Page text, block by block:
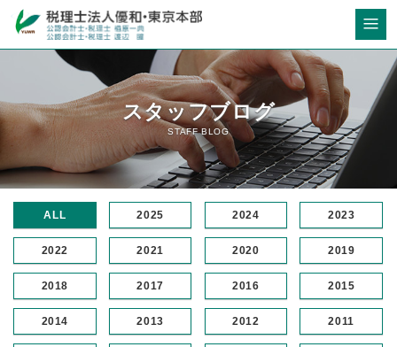
スタッフブログ
STAFF BLOG
ALL 2025 2024 2023
2022 2021 2020 2019
2018 2017 2016 2015
2014 2013 2012 2011